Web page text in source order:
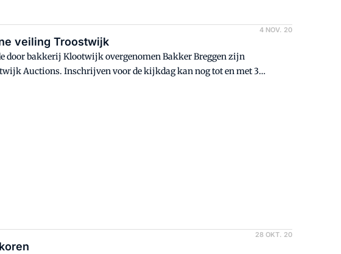
4 NOV. 20
veiling Troostwijk
door bakkerij Klootwijk overgenomen Bakker Breggen zijn
Auctions. Inschrijven voor de kijkdag kan nog tot en met 3
28 OKT. 20